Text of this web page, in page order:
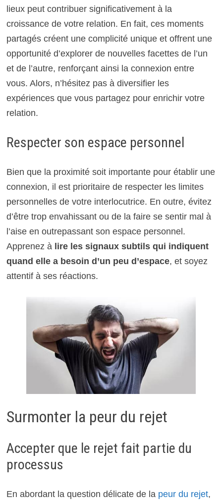
lieux peut contribuer significativement à la
croissance de votre relation. En fait, ces moments
partagés créent une complicité unique et offrent une
opportunité d’explorer de nouvelles facettes de l’un
et de l’autre, renforçant ainsi la connexion entre
vous. Alors, n’hésitez pas à diversifier les
expériences que vous partagez pour enrichir votre
relation.
Respecter son espace personnel
Bien que la proximité soit importante pour établir une
connexion, il est prioritaire de respecter les limites
personnelles de votre interlocutrice. En outre, évitez
d’être trop envahissant ou de la faire se sentir mal à
l’aise en outrepassant son espace personnel.
Apprenez à lire les signaux subtils qui indiquent
quand elle a besoin d’un peu d’espace, et soyez
attentif à ses réactions.
Surmonter la peur du rejet
Accepter que le rejet fait partie du
processus
En abordant la question délicate de la peur du rejet,